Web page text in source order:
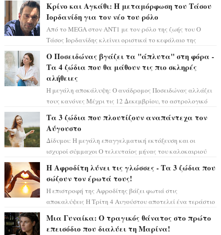
Κρίνο και Αγκάθι: Η μεταμόρφωση του Τάσου
Ιορδανίδη για τον νέο του ρόλο
Από το MEGA στον ΑΝΤ1 με τον ρόλο της ζωής του Ο
Τάσος Ιορδανίδης κλείνει οριστικά το κεφάλαιο της
Ο Ποσειδώνας βγάζει τα "άπλυτα" στη φόρα -
Τα 4 ζώδια που θα μάθουν τις πιο σκληρές
αλήθειες
Η μεγάλη αποκάλυψη: Ο ανάδρομος Ποσειδώνας αλλάζει
τους κανόνες Μέχρι τις 12 Δεκεμβρίου, το αστρολογικό
Τα 3 ζώδια που πλουτίζουν αναπάντεχα τον
Αύγουστο
Δίδυμοι: Η μεγάλη επαγγελματική εκτόξευση και οι
ισχυροί σύμμαχοι Ο τελευταίος μήνας του καλοκαιριού
Η Αφροδίτη λύνει τις γλώσσες - Τα 3 ζώδια που
σώζουν τον έρωτά τους!
Η επιστροφή της Αφροδίτης βάζει φωτιά στις
αποκαλύψεις Η Τρίτη 4 Αυγούστου αποτελεί ένα τεράστιο
Μια Γυναίκα: Ο τραγικός θάνατος στο πρώτο
επεισόδιο που διαλύει τη Μαρίνα!